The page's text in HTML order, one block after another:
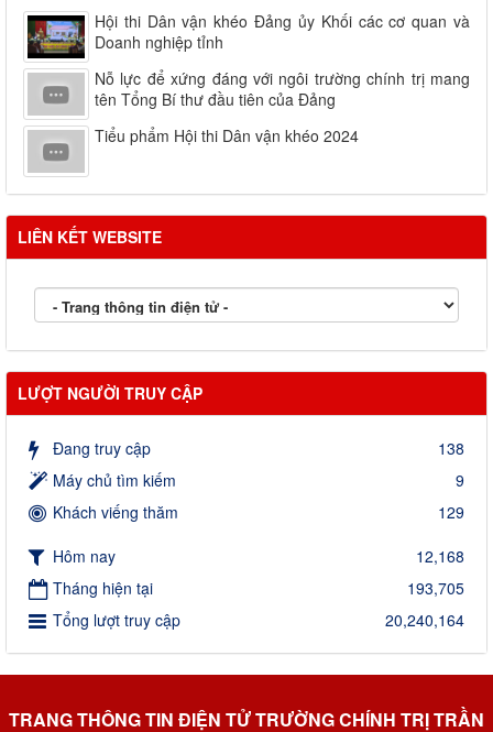
Hội thi Dân vận khéo Đảng ủy Khối các cơ quan và
Doanh nghiệp tỉnh
Nỗ lực để xứng đáng với ngôi trường chính trị mang
tên Tổng Bí thư đầu tiên của Đảng
Tiểu phẩm Hội thi Dân vận khéo 2024
LIÊN KẾT WEBSITE
LƯỢT NGƯỜI TRUY CẬP
Đang truy cập
138
Máy chủ tìm kiếm
9
Khách viếng thăm
129
Hôm nay
12,168
Tháng hiện tại
193,705
Tổng lượt truy cập
20,240,164
TRANG THÔNG TIN ĐIỆN TỬ TRƯỜNG CHÍNH TRỊ TRẦN